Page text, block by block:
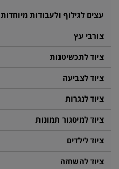
עצים לגילוף ולעבודות מיוחדות
צורבי עץ
ציוד לתכשיטנות
ציוד לצביעה
ציוד לנגרות
ציוד למיסגור תמונות
ציוד לילדים
ציוד להשחזה